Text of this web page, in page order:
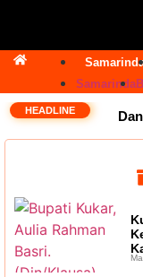
Samarinda
HEADLINE